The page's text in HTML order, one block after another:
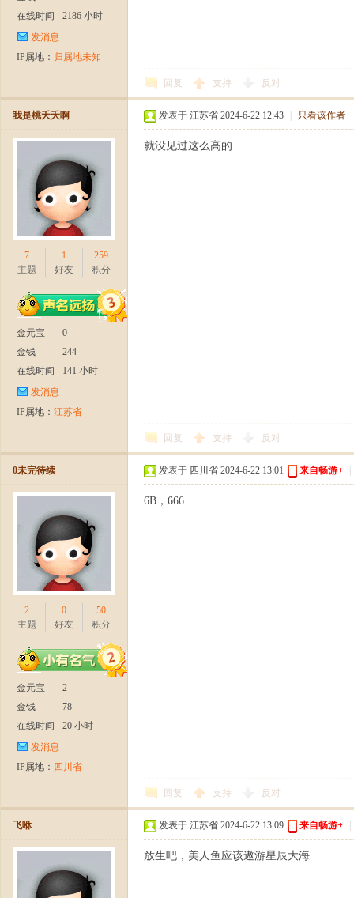
周
年
今
日
在线时间
2186 小时
发消息
IP属地： 归属地未知
回复 支持 反对
我是桃夭夭啊
7
主题
1
好友
259
积分
金元宝
0
金钱
244
在线时间
141 小时
发消息
IP属地： 江苏省
发表于 江苏省 2024-6-22 12:43 只看该作者
就没见过这么高的
回复 支持 反对
0未完待续
2
主题
0
好友
50
积分
金元宝
2
金钱
78
在线时间
20 小时
发消息
IP属地： 四川省
发表于 四川省 2024-6-22 13:01 来自畅游+
6B，666
回复 支持 反对
飞咻 发表于 江苏省 2024-6-22 13:09 来自畅游+
放生吧，美人鱼应该遨游星辰大海